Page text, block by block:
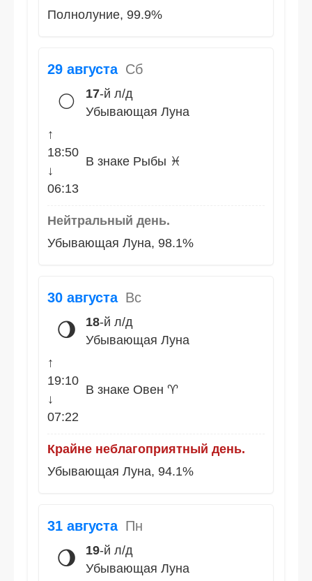
Полнолуние, 99.9%
29 августа Сб
🌕 17-й л/д
Убывающая Луна
↑
18:50
↓
06:13
В знаке Рыбы ♓
Нейтральный день.
Убывающая Луна, 98.1%
30 августа Вс
🌖 18-й л/д
Убывающая Луна
↑
19:10
↓
07:22
В знаке Овен ♈
Крайне неблагоприятный день.
Убывающая Луна, 94.1%
31 августа Пн
🌖 19-й л/д
Убывающая Луна